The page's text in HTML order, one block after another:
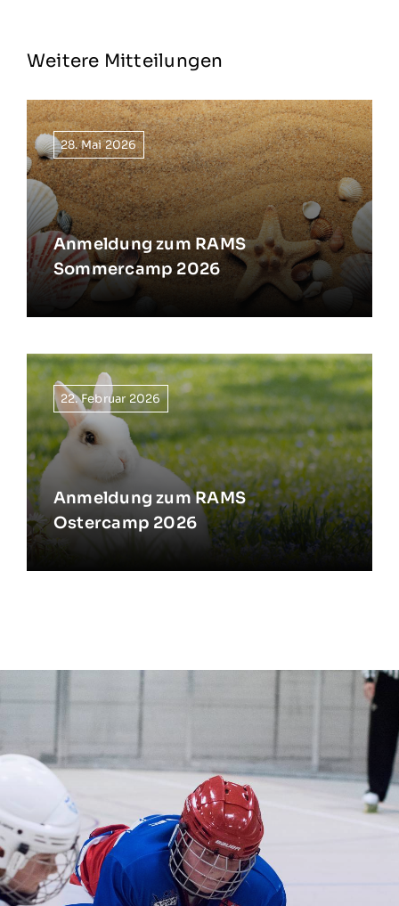
Weitere Mitteilungen
28. Mai 2026
Anmeldung zum RAMS
Sommercamp 2026
22. Februar 2026
Anmeldung zum RAMS
Ostercamp 2026